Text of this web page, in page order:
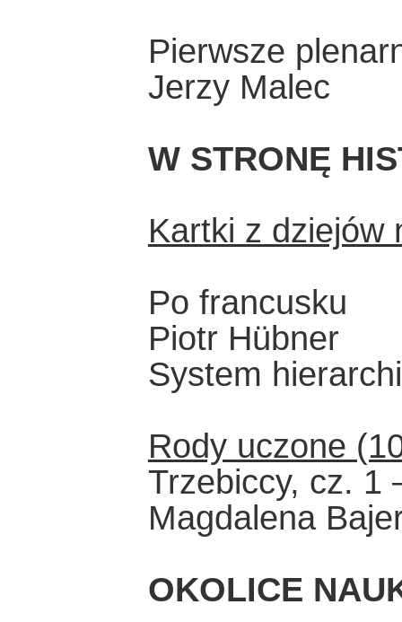
Pierwsze
Jerzy Malec
W STRONĘ
Kartki z dziejów
Po francusku
Piotr Hübner
System
Rody uczone
Trzebiccy, cz. 1
Magdalena
OKOLICE